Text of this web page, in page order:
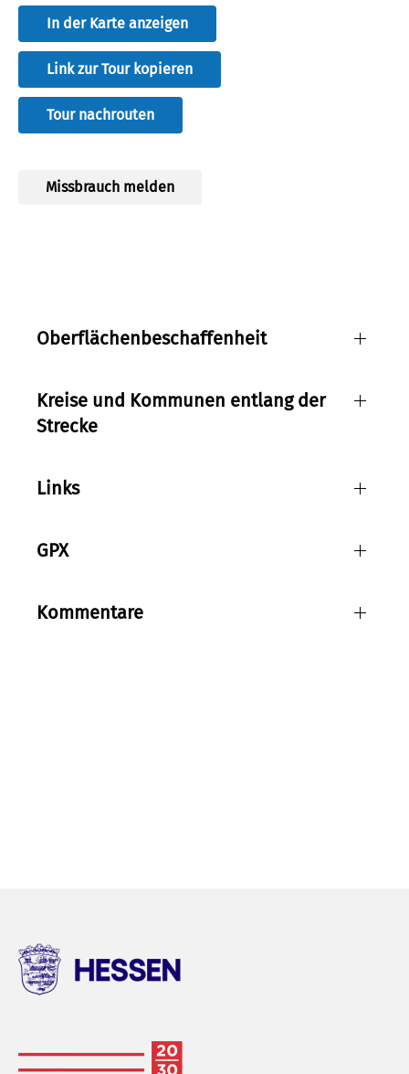
In der Karte anzeigen
Link zur Tour kopieren
Tour nachrouten
Missbrauch melden
Eltville
Oberflächenbeschaffenheit
Kreise und Kommunen entlang der
Strecke
Links
GPX
Kommentare